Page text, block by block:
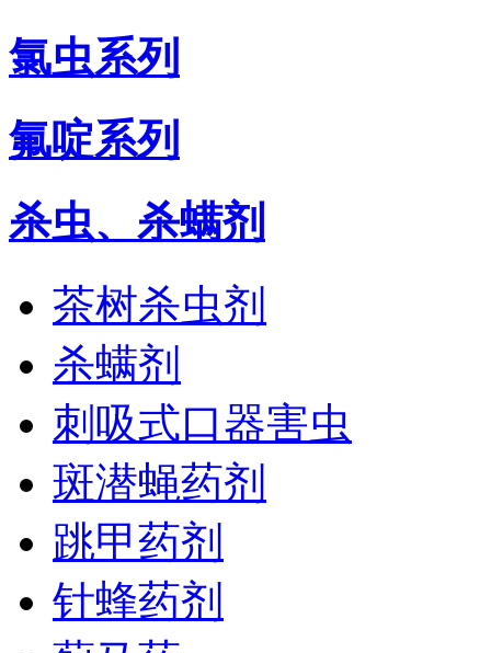
氯虫系列
氟啶系列
杀虫、杀螨剂
茶树杀虫剂
杀螨剂
刺吸式口器害虫
斑潜蝇药剂
跳甲药剂
针蜂药剂